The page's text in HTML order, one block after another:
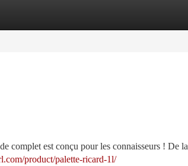
complet est conçu pour les connaisseurs ! De la
product/palette-ricard-1l/